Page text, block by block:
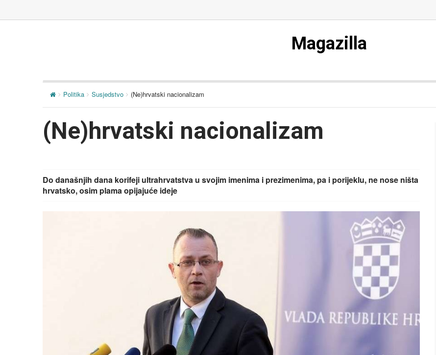
Magazilla
Politika Susjedstvo (Ne)hrvatski nacionalizam
(Ne)hrvatski nacionalizam
Do današnjih dana korifeji ultrahrvatstva u svojim imenima i prezimenima, pa i porijeklu, ne nose ništa
hrvatsko, osim plama opijajuće ideje